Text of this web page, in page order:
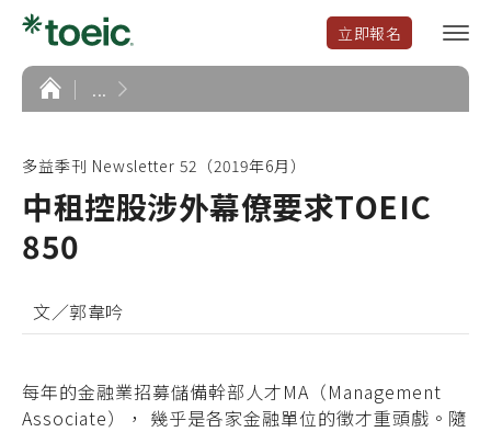
立即報名
選
單
首
頁
...
多益季刊 Newsletter 52（2019年6月）
中租控股涉外幕僚要求TOEIC
850
文／郭韋吟
每年的金融業招募儲備幹部人才MA（Management
Associate）， 幾乎是各家金融單位的徵才重頭戲。隨